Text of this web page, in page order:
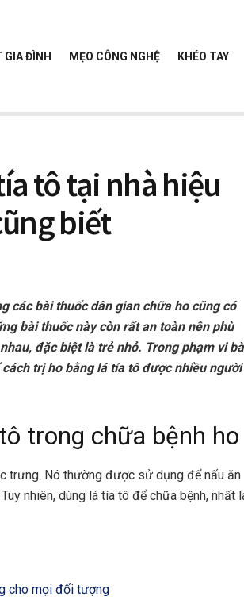
GIA ĐÌNH MẸO CÔNG NGHỆ KHÉO TAY
tô tại nhà hiệu
biết
các bài thuốc dân gian chữa ho cũng có
bài thuốc này còn rất an toàn nên phù
đặc biệt là trẻ nhỏ. Trong phạm vi
trị ho bằng lá tía tô được nhiều người
trong chữa bệnh ho
trưng. Nó thường được sử dụng để nấu ăn
nhiên, dùng lá tía tô để chữa bệnh, nhất
cho mọi đối tượng